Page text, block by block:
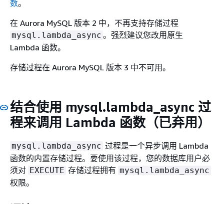
数。
在 Aurora MySQL 版本 2 中，不再支持存储过程
mysql.lambda_async 。强烈建议您改用原生
Lambda 函数。
存储过程在 Aurora MySQL 版本 3 中不可用。
结合使用 mysql.lambda_async 过
程来调用 Lambda 函数（已弃用）
mysql.lambda_async 过程是一个异步调用 Lambda
函数的内置存储过程。要使用该过程，您的数据库用户必
须对 EXECUTE 存储过程拥有 mysql.lambda_async
权限。